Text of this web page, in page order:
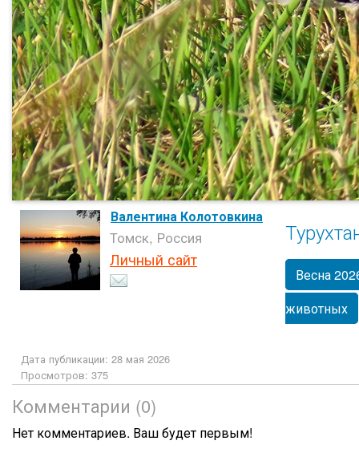
Валентина Колотовкина
Томск, Россия
Личный сайт
Весна
животных
Дата публикации: 28 мая 2026
Просмотров: 375
Комментарии (0)
Нет комментариев. Ваш будет первым!